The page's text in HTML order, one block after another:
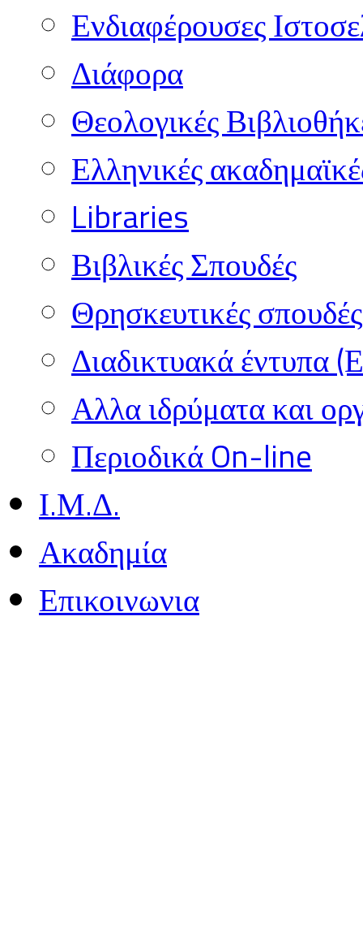
Ενδιαφέρουσες
Διάφορα
Θεολογικές
Ελληνικές
Libraries
Βιβλικές Σπουδές
Θρησκευτικές
Διαδικτυακά έντυπα
Αλλα ιδρύματα και
Περιοδικά On-line
Ι.Μ.Δ.
Ακαδημία
Επικοινωνια